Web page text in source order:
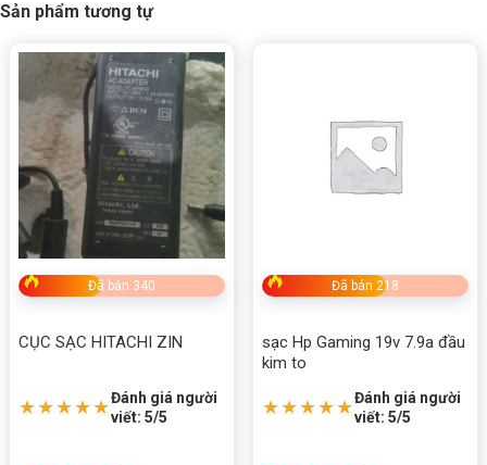
Sản phẩm tương tự
Đã bán 340
CỤC SẠC HITACHI ZIN
★★★★★Đánh giá người
viết: 5/5
Đã bán 218
sạc Hp Gaming 19v 7.9a đầu
kim to
★★★★★Đánh giá người
viết: 5/5